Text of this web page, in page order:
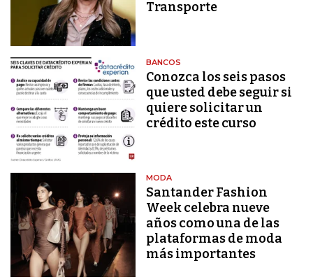
Transporte
BANCOS
Conozca los seis pasos
que usted debe seguir si
quiere solicitar un
crédito este curso
MODA
Santander Fashion
Week celebra nueve
años como una de las
plataformas de moda
más importantes